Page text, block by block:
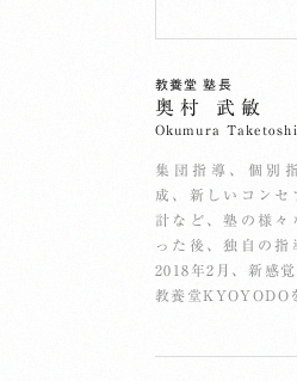
教養堂 塾長
奥村 武敏
Okumura Taketoshi
集団指導、個別
成、新しいコンセ
計など、塾の様々
った後、独自の指
2018年2月、新感覚
教養堂KYOYODO